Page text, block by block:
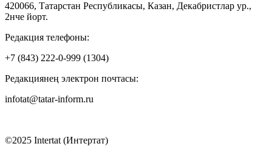
420066, Татарстан Республикасы, Казан, Декабристлар ур.,
2нче йорт.
Редакция телефоны:
+7 (843) 222-0-999 (1304)
Редакциянең электрон почтасы:
infotat@tatar-inform.ru
©2025 Intertat (Интертат)